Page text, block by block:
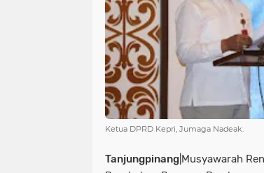
Ketua DPRD Kepri, Jumaga Nadeak.
Tanjungpinang |Musyawarah